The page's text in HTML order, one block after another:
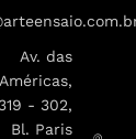
Av. das
Américas,
- 302,
Bl. Paris